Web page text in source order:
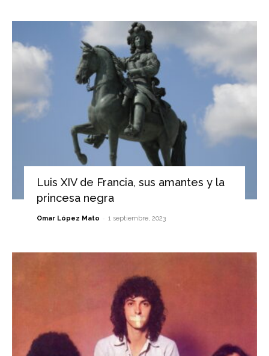
Luis XIV de Francia, sus amantes y la
princesa negra
Omar López Mato - 1 septiembre, 2023